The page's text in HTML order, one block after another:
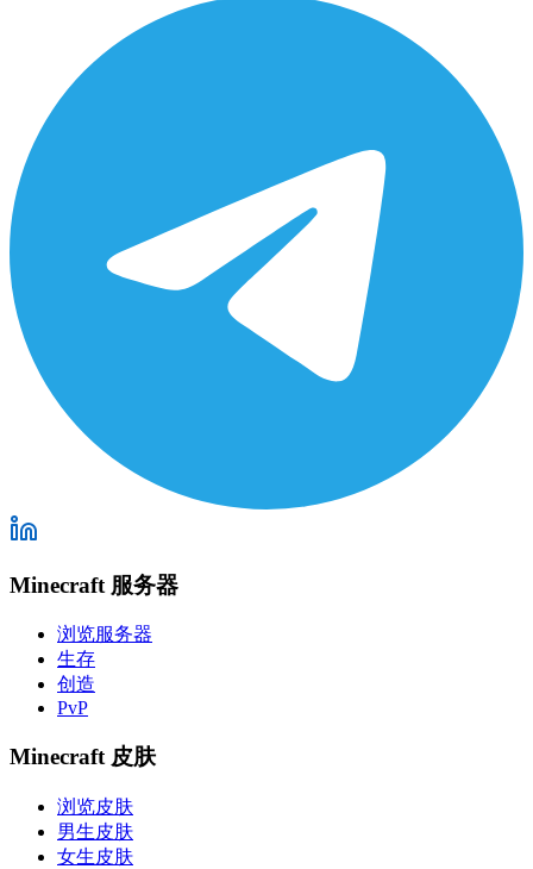
Minecraft 服务器
浏览服务器
生存
创造
PvP
Minecraft 皮肤
浏览皮肤
男生皮肤
女生皮肤